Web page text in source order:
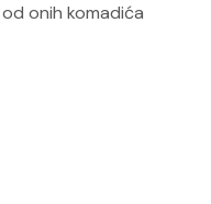
onih komadića